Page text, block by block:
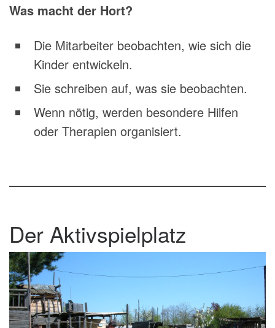
Was macht der Hort?
Die Mitarbeiter beobachten, wie sich die
Kinder entwickeln.
Sie schreiben auf, was sie beobachten.
Wenn nötig, werden besondere Hilfen
oder Therapien organisiert.
Der Aktivspielplatz